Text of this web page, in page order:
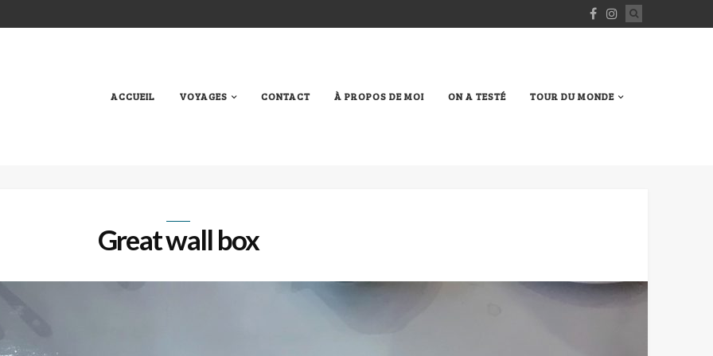
ACCUEIL VOYAGES CONTACT À PROPOS DE MOI ON A TESTÉ TOUR DU MONDE
Great wall box